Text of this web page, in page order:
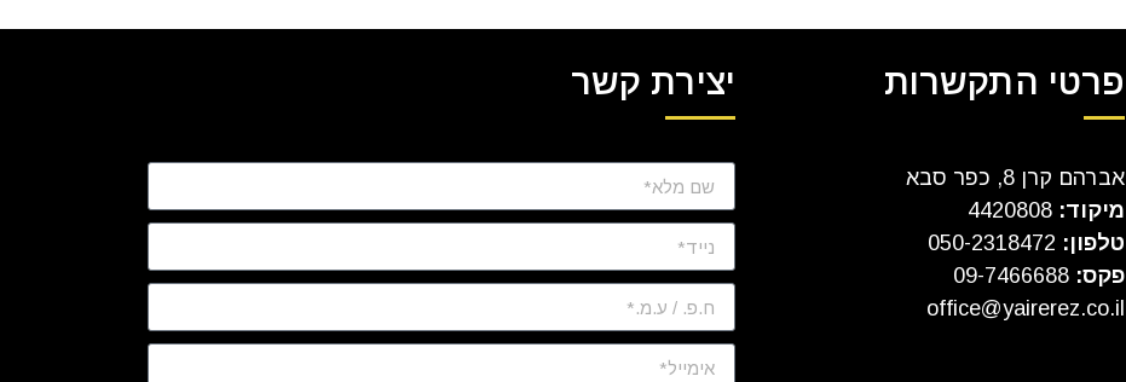
פרטי התקשרות
אברהם קרן 8, כפר סבא
מיקוד:
טלפון:
פקס: 09-7466688
office@yairerez.co.il
יצירת קשר